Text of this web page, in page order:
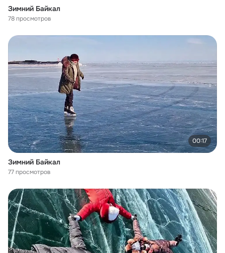
Зимний Байкал
78 просмотров
00:17
Зимний Байкал
77 просмотров